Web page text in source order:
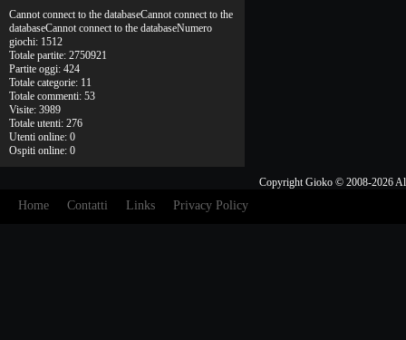
Cannot connect to the databaseCannot connect to the
databaseCannot connect to the databaseNumero
giochi: 1512
Totale partite: 2750921
Partite oggi: 424
Totale categorie: 11
Totale commenti: 53
Visite: 3989
Totale utenti: 276
Utenti online: 0
Ospiti online: 0
Copyright Gioko © 2008-2026
Home Contatti Links Privacy Policy